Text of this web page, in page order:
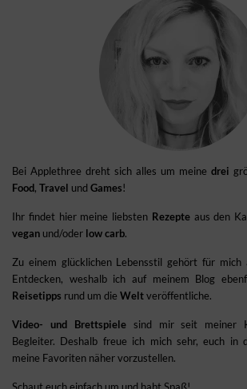
Bei Applethree dreht sich alles um meine drei
Food, Travel und Games!
Ihr findet hier meine liebsten Rezepteaus den
vegan und/oder low carb.
Zu einem glücklichen Lebensstil gehört für mich
Entdecken, weshalb ich auf meinem Blog
Reisetipps rund um die Weltveröffentliche.
Video- und Brettspielesind mir seit meiner
Begleiter. Deshalb freue ich mich sehr, euch in
meine Favoriten näher vorzustellen.